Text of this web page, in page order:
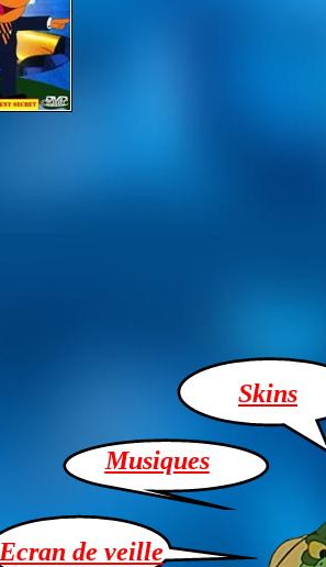
Musiques
Skins
Ecran de veille